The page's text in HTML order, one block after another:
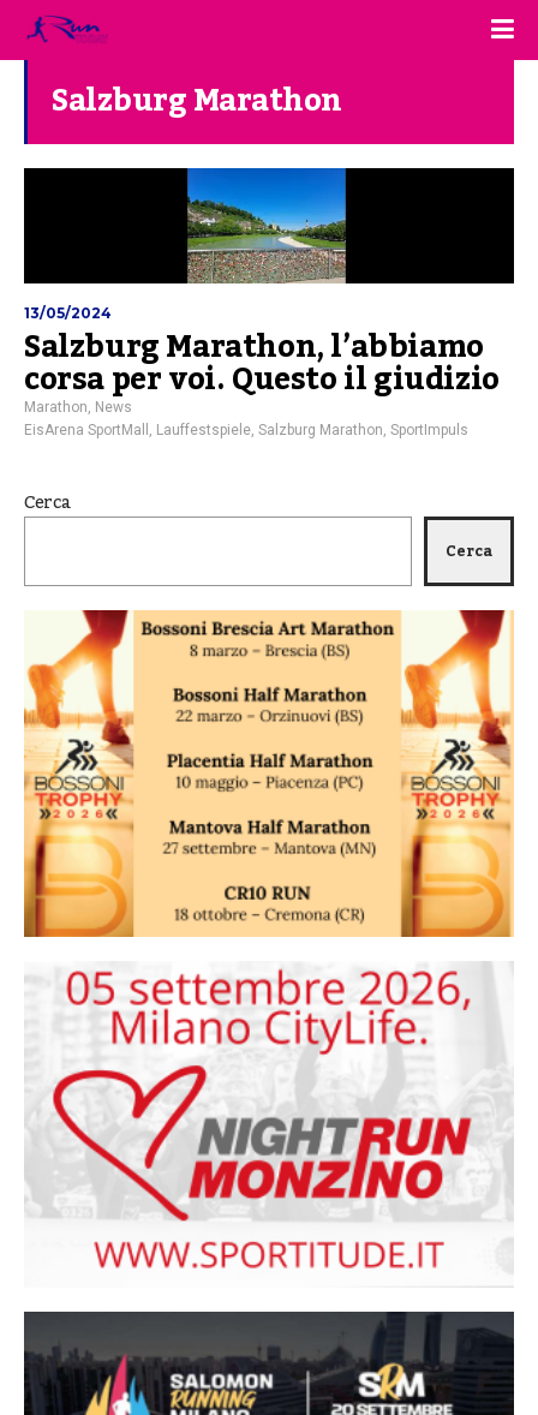
Salzburg Marathon
13/05/2024
Salzburg Marathon, l’abbiamo
corsa per voi. Questo il giudizio
Marathon News
EisArena SportMall
Lauffestspiele Salzburg Marathon SportImpuls
Cerca
Cerca